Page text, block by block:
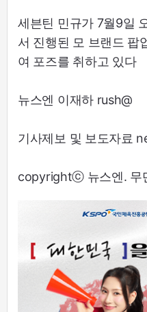
세븐틴 민규가 7월9일
서 진행된 모 브랜드 팝
여 포즈를 취하고 있다
뉴스엔 이재하 rush@
기사제보 및 보도자료
copyrightⓒ 뉴스엔. 무